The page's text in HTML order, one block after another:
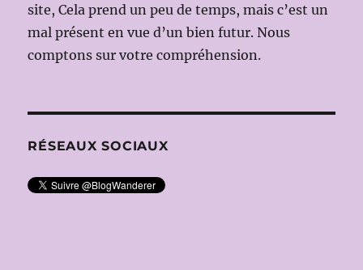
scène:
site, Cela prend un peu de temps, mais c’est un
mal présent en vue d’un bien futur. Nous
comptons sur votre compréhension.
RÉSEAUX SOCIAUX